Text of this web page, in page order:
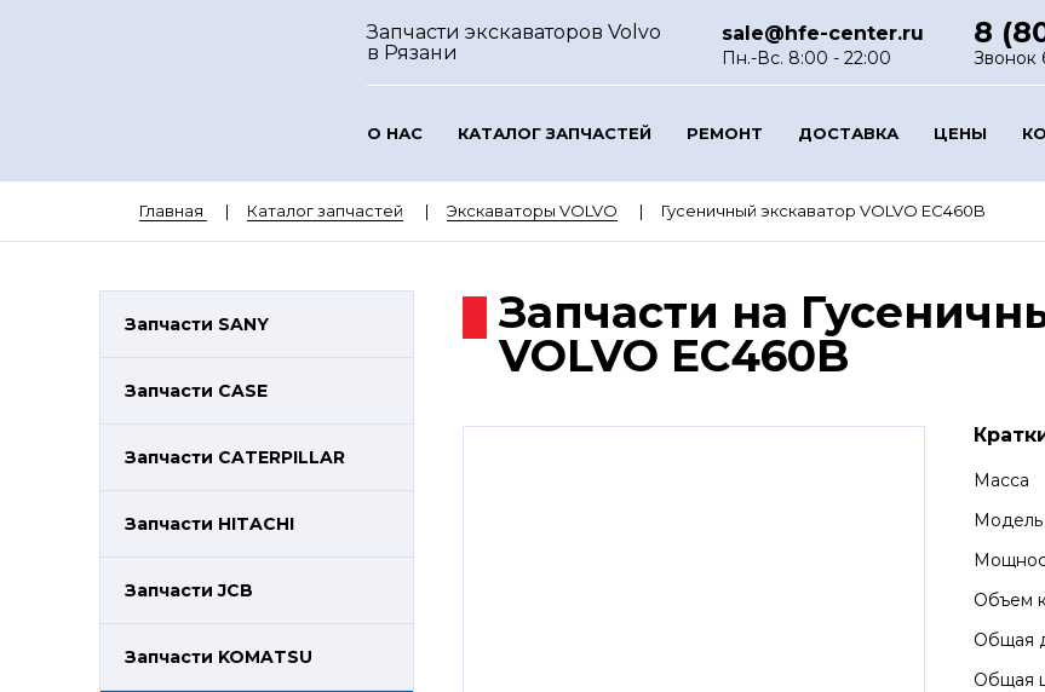
Запчасти экскаваторов Volvo
в Рязани
sale@hfe-center.ru
Пн.-Вс. 8:00 - 22:00
8
Звонок
О НАС КАТАЛОГ ЗАПЧАСТЕЙ РЕМОНТ ДОСТАВКА ЦЕНЫ
Главная Каталог запчастей Экскаваторы VOLVO Гусеничный экскаватор VOLVO EC460B
Запчасти SANY
Запчасти CASE
Запчасти CATERPILLAR
Запчасти HITACHI
Запчасти JCB
Запчасти KOMATSU
Запчасти на
VOLVO EC460B
Масса
Модель
Объем
Общая
Общая